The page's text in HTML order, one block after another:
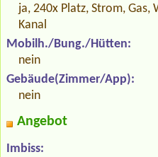
ja, 240x Platz, Strom, Gas,
Kanal
Mobilh./Bung./Hütten:
nein
Gebäude(Zimmer/App):
nein
Angebot
Imbiss: